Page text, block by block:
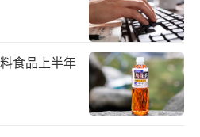
“年味”也蔓延到了宠物
记者走访发现，一些主
食品上半年